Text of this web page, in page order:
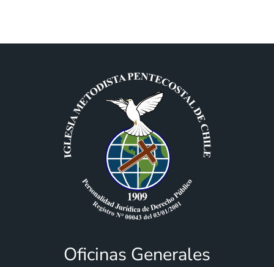
Oficinas Generales